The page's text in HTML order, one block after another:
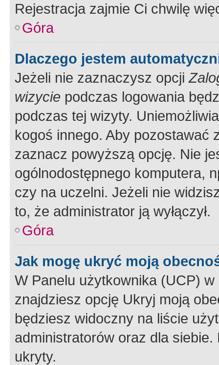
Rejestracja zajmie Ci chwilę
Góra
Dlaczego jestem
Jeżeli nie zaznaczysz opcji
wizycie podczas logowania
podczas tej wizyty.
kogoś innego. Aby pozostawać
zaznacz powyższą opcję. Nie
ogólnodostępnego komputera,
czy na uczelni. Jeżeli nie
to, że administrator ją wyłączył.
Góra
Jak mogę ukryć moją
W Panelu użytkownika (UCP) w
znajdziesz opcję Ukryj moją
będziesz widoczny na liście
administratorów oraz dla
ukryty.